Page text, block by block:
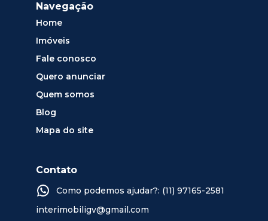
Navegação
Home
Imóveis
Fale conosco
Quero anunciar
Quem somos
Blog
Mapa do site
Contato
Como podemos ajudar?: (11) 97165-2581
interimobiligv@gmail.com